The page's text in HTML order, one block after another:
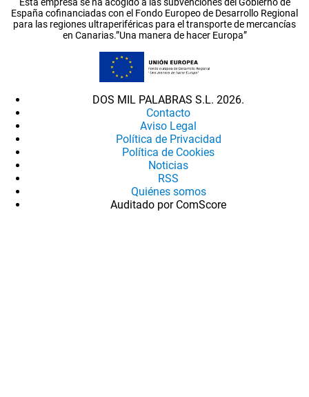
España cofinanciadas con el Fondo Europeo de Desarrollo Regional
para las regiones ultraperiféricas para el transporte de mercancías
en Canarias.”Una manera de hacer Europa”
DOS MIL PALABRAS S.L. 2026.
Contacto
Aviso Legal
Política de Privacidad
Política de Cookies
Noticias
RSS
Quiénes somos
Auditado por ComScore